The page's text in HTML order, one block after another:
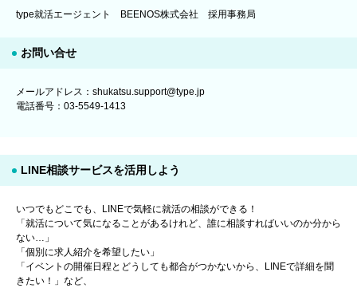
type就活エージェント BEENOS株式会社 採用事務局
お問い合せ
メールアドレス：shukatsu.support@type.jp
電話番号：03-5549-1413
LINE相談サービスを活用しよう
いつでもどこでも、LINEで気軽に就活の相談ができる！
「就活について気になることがあるけれど、誰に相談すればいいのか分から
ない…」
「個別に求人紹介を希望したい」
「イベントの開催日程とどうしても都合がつかないから、LINEで詳細を聞
きたい！」など、